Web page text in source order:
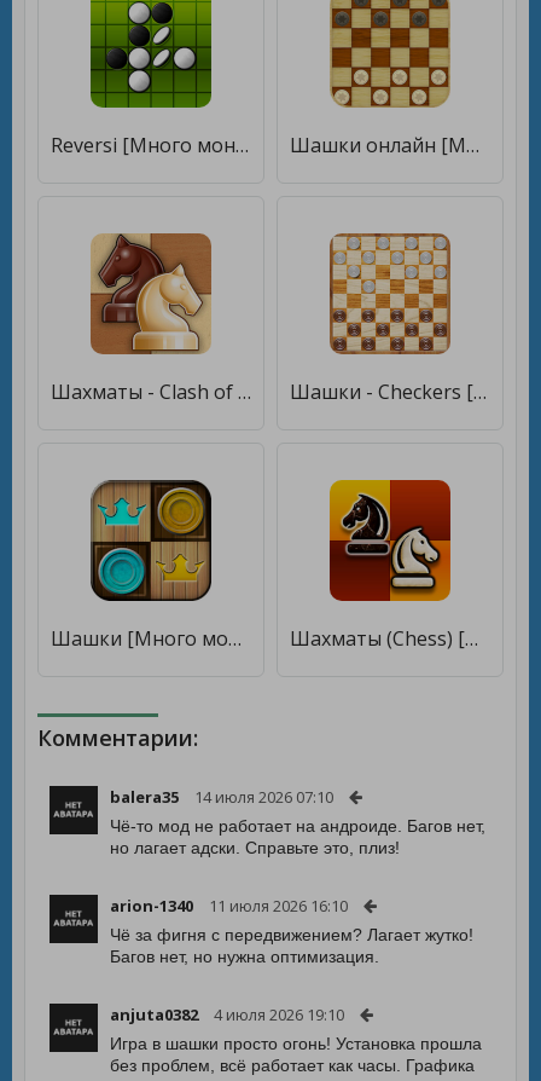
Reversi [Много монет] Шашки онлайн [Много монет]
Шахматы - Clash of Kings [Много денег] Шашки - Checkers [Много денег]
Шашки [Много монет] Шахматы (Chess) [Много монет]
Комментарии:
balera35 14 июля 2026 07:10
Чё-то мод не работает на андроиде. Багов нет,
но лагает адски. Справьте это, плиз!
arion-1340 11 июля 2026 16:10
Чё за фигня с передвижением? Лагает жутко!
Багов нет, но нужна оптимизация.
anjuta0382 4 июля 2026 19:10
Игра в шашки просто огонь! Установка прошла
без проблем, всё работает как часы. Графика